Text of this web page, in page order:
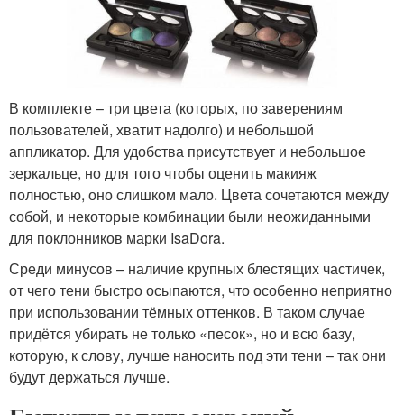
В комплекте – три цвета (которых, по заверениям
пользователей, хватит надолго) и небольшой
аппликатор. Для удобства присутствует и небольшое
зеркальце, но для того чтобы оценить макияж
полностью, оно слишком мало. Цвета сочетаются между
собой, и некоторые комбинации были неожиданными
для поклонников марки IsaDora.
Среди минусов – наличие крупных блестящих частичек,
от чего тени быстро осыпаются, что особенно неприятно
при использовании тёмных оттенков. В таком случае
придётся убирать не только «песок», но и всю базу,
которую, к слову, лучше наносить под эти тени – так они
будут держаться лучше.